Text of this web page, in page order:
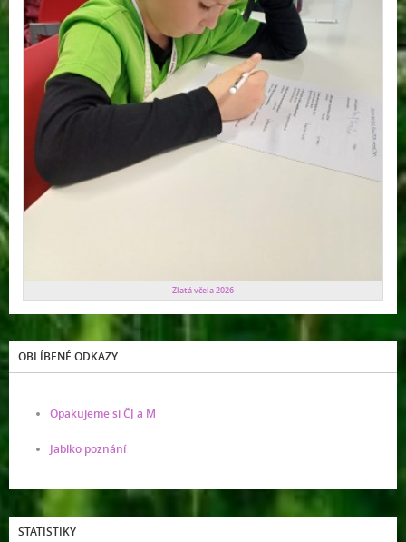
Zlatá včela 2026
OBLÍBENÉ ODKAZY
Opakujeme si ČJ a M
Jablko poznání
STATISTIKY